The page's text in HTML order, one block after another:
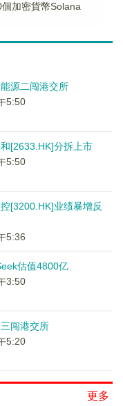
加密貨幣Solana
源二闯港交所
5:50
和[2633.HK]分拆上市
5:50
[3200.HK]业绩暴增反
5:36
估值4800亿
3:50
闯港交所
5:20
更多